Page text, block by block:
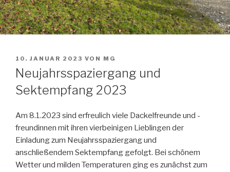
VERÖFFENTLICHT
AM
10. JANUAR 2023 VON MG
Neujahrsspaziergang und
Sektempfang 2023
Am 8.1.2023 sind erfreulich viele Dackelfreunde und -
freundinnen mit ihren vierbeinigen Lieblingen der
Einladung zum Neujahrsspaziergang und
anschließendem Sektempfang gefolgt. Bei schönem
Wetter und milden Temperaturen ging es zunächst zum